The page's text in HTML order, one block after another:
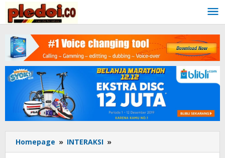
content
Homepage » INTERAKSI »
Kediri